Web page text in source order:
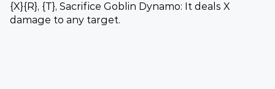
{X}{R}, {T}, Sacrifice Goblin Dynamo: It deals X
damage to any target.